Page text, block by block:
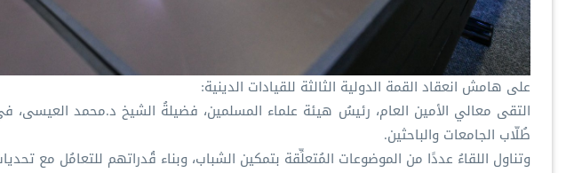
‏على هامش انعقاد القمة الدولية الثالثة للقيادات الدينية:
‏التقى معالي الأمين العام، رئيسُ هيئة علماء المسلمين، فضيلةُ الشيخ د.⁧‫محمد العيسى‬⁩‬⁩، في
طُلّاب الجامعات والباحثين.
‏وتناول اللقاءُ عددًا من الموضوعات المُتعلِّقة بتمكين الشباب، وبناء قُدراتهم للتعامُل مع